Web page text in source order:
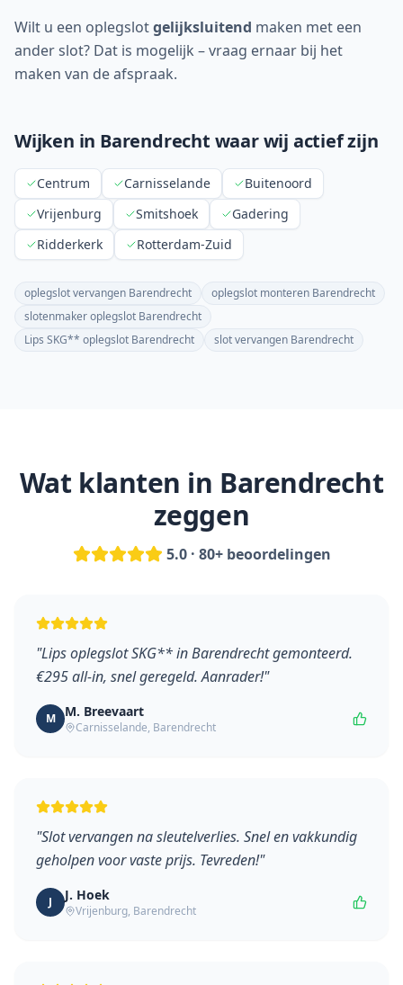
Wilt u een oplegslotgelijksluitend maken met een
ander slot? Dat is mogelijk – vraag ernaar bij het
maken van de afspraak.
Wijken in Barendrecht waar wij actief zijn
Centrum Carnisselande
Buitenoord
Vrijenburg
Smitshoek
Gadering
Ridderkerk
Rotterdam-Zuid
oplegslot vervangen Barendrecht
oplegslot monteren Barendrecht
slotenmaker oplegslot Barendrecht
Lips SKG** oplegslot Barendrecht
slot vervangen Barendrecht
Wat klanten in Barendrecht
zeggen
5.0 · 80+ beoordelingen
"Lips oplegslot SKG** in Barendrecht gemonteerd.
€295 all-in, snel geregeld. Aanrader!"
M M. Breevaart
Carnisselande, Barendrecht
"Slot vervangen na sleutelverlies. Snel en vakkundig
geholpen voor vaste prijs. Tevreden!"
J J. Hoek
Vrijenburg, Barendrecht